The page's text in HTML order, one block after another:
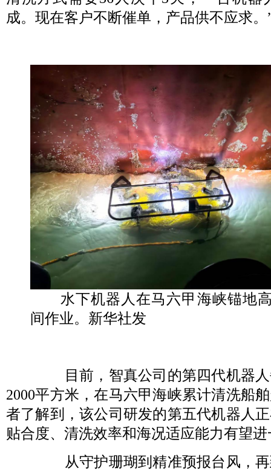
成。现在客户不断催单，产品供不应求。
水下机器人在马六甲海峡锚地高
间作业。新华社发
目前，智真公司的第四代机器
2000平方米，在马六甲海峡累计清洗船
者了解到，该公司研发的第五代机器人
贴合度、清洗效率和海况适应能力有望
从守护珊瑚到精准预报台风，